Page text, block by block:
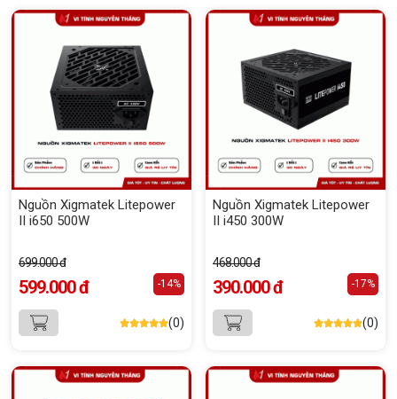
Nguồn Xigmatek Litepower
II i650 500W
699.000 đ
599.000 đ -14%
(0)
Nguồn Xigmatek Litepower
II i450 300W
468.000 đ
390.000 đ -17%
(0)